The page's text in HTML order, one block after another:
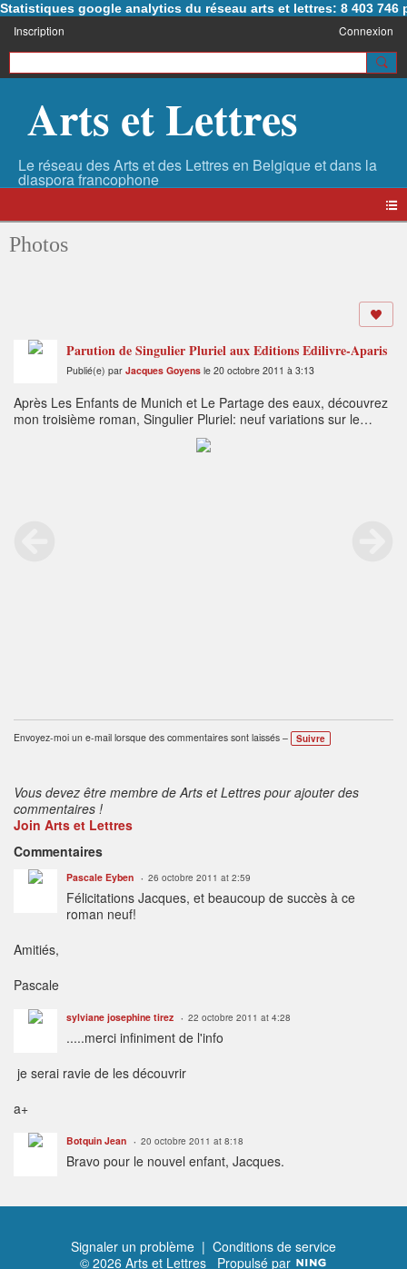
Statistiques google analytics du réseau arts et lettres: 8 403 746
Inscription Connexion
Arts et Lettres
Photos
Parution de Singulier Pluriel aux Editions Edilivre-Aparis
Publié(e) par Jacques Goyens le 20 octobre 2011 à 3:13
Après Les Enfants de Munich et Le Partage des eaux, découvrez
mon troisième roman, Singulier Pluriel: neuf variations sur le
www.edilivre.com
Envoyez-moi un e-mail lorsque des commentaires sont laissés – Suivre
Vous devez être membre de Arts et Lettres pour ajouter des
commentaires !
Join Arts et Lettres
Commentaires
Pascale Eyben 26 octobre 2011 at 2:59
Félicitations Jacques, et beaucoup de succès à ce
roman neuf!
Amitiés,
Pascale
sylviane josephine tirez 22 octobre 2011 at 4:28
.....merci infiniment de l'info
je serai ravie de les découvrir
a+
Botquin Jean 20 octobre 2011 at 8:18
Bravo pour le nouvel enfant, Jacques.
Signaler un problème | Conditions de service
© 2026 Arts et Lettres Propulsé par